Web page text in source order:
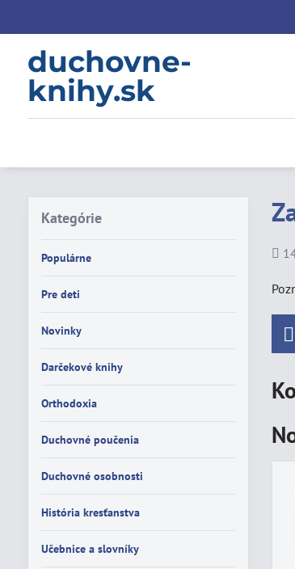
duchovne-
knihy.sk
Kategórie
Populárne
Pre deti
Novinky
Darčekové knihy
Orthodoxia
Duchovné poučenia
Duchovné osobnosti
História kresťanstva
Učebnice a slovníky